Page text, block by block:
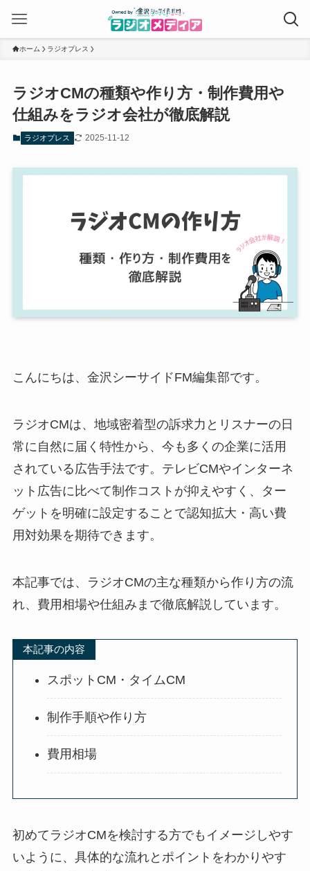
ホーム ラジオプレス
ラジオCMの種類や作り方・制作費用や
仕組みをラジオ会社が徹底解説
ラジオプレス 2025-11-12
こんにちは、金沢シーサイドFM編集部です。
ラジオCMは、地域密着型の訴求力とリスナーの日
常に自然に届く特性から、今も多くの企業に活用
されている広告手法です。テレビCMやインターネ
ット広告に比べて制作コストが抑えやすく、ター
ゲットを明確に設定することで認知拡大・高い費
用対効果を期待できます。
本記事では、ラジオCMの主な種類から作り方の流
れ、費用相場や仕組みまで徹底解説しています。
本記事の内容
スポットCM・タイムCM
制作手順や作り方
費用相場
初めてラジオCMを検討する方でもイメージしやす
いように、具体的な流れとポイントをわかりやす